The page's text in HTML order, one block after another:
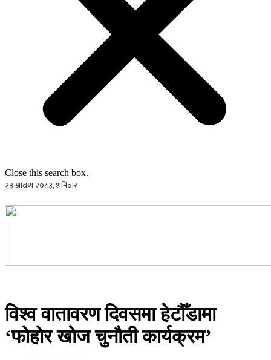
Close this search box.
विश्व वातावरण दिवसमा हेटौँडामा
‘फोहोर खोज चुनौती कार्यक्रम’